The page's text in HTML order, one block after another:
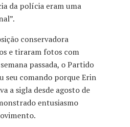
da polícia eram uma
conservadora
e tiraram fotos com
passada, o Partido
seu comando porque Erin
a sigla desde agosto de
entusiasmo